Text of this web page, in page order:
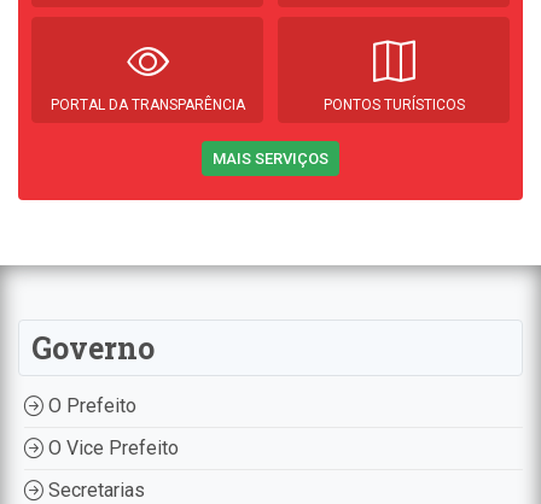
PORTAL DA TRANSPARÊNCIA PONTOS TURÍSTICOS
MAIS SERVIÇOS
Governo
O Prefeito
O Vice Prefeito
Secretarias